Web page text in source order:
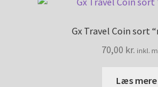
Gx Travel Coin sort
70,00 kr. inkl.
Læs mere